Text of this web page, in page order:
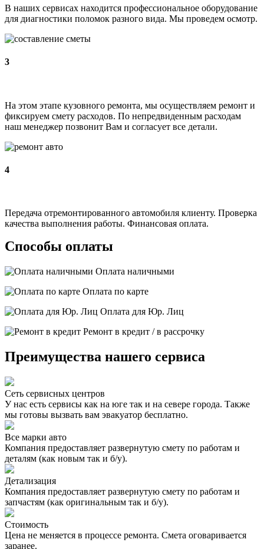
В наших сервисах находится профессиональное оборудование
для диагностики поломок разного вида. Мы проведем осмотр.
3
На этом этапе кузовного ремонта, мы осуществляем ремонт и
фиксируем смету расходов. По непредвиденным расходам
наш менеджер позвонит Вам и согласует все детали.
4
Передача отремонтированного автомобиля клиенту. Проверка
качества выполнения работы. Финансовая оплата.
Способы оплаты
Оплата наличными
Оплата по карте
Оплата для Юр. Лиц
Ремонт в кредит / в рассрочку
Преимущества нашего сервиса
Сеть сервисных центров
У нас есть сервисы как на юге так и на севере города. Также
мы готовы вызвать вам эвакуатор бесплатно.
Все марки авто
Компания предоставляет развернутую смету по работам и
деталям (как новым так и б/у).
Детализация
Компания предоставляет развернутую смету по работам и
запчастям (как оригинальным так и б/у).
Стоимость
Цена не меняется в процессе ремонта. Смета оговаривается
заранее.